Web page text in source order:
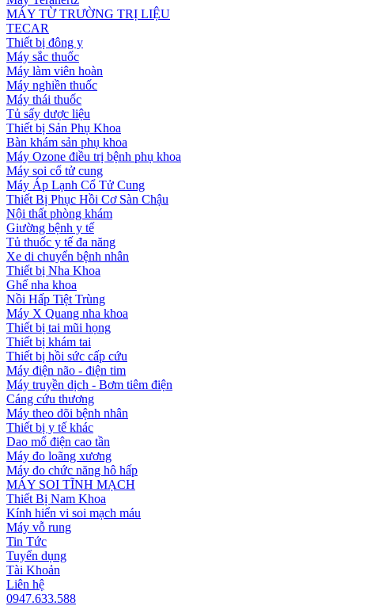
MÁY TỪ TRƯỜNG TRỊ LIỆU
TECAR
Thiết bị đông y
Máy sắc thuốc
Máy làm viên hoàn
Máy nghiền thuốc
Máy thái thuốc
Tủ sấy dược liệu
Thiết bị Sản Phụ Khoa
Bàn khám sản phụ khoa
Máy Ozone điều trị bệnh phụ khoa
Máy soi cổ tử cung
Máy Áp Lạnh Cổ Tử Cung
Thiết Bị Phục Hồi Cơ Sàn Chậu
Nội thất phòng khám
Giường bệnh y tế
Tủ thuốc y tế đa năng
Xe di chuyển bệnh nhân
Thiết bị Nha Khoa
Ghế nha khoa
Nồi Hấp Tiệt Trùng
Máy X Quang nha khoa
Thiết bị tai mũi họng
Thiết bị khám tai
Thiết bị hồi sức cấp cứu
Máy điện não - điện tim
Máy truyền dịch - Bơm tiêm điện
Cáng cứu thương
Máy theo dõi bệnh nhân
Thiết bị y tế khác
Dao mổ điện cao tần
Máy đo loãng xương
Máy đo chức năng hô hấp
MÁY SOI TĨNH MẠCH
Thiết Bị Nam Khoa
Kính hiển vi soi mạch máu
Máy vỗ rung
Tin Tức
Tuyển dụng
Tài Khoản
Liên hệ
0947.633.588